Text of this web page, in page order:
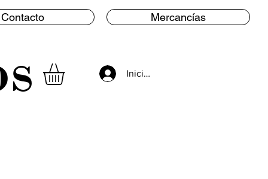
Contacto Mercancías
Iniciar sesión